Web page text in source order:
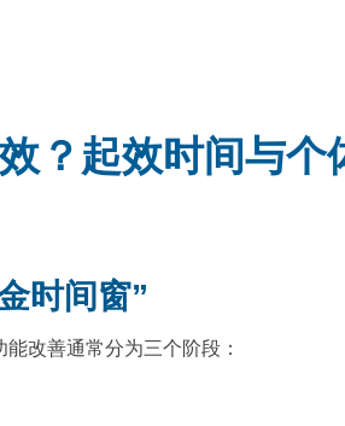
？起效时间与个
时间窗”
改善通常分为三个阶段：